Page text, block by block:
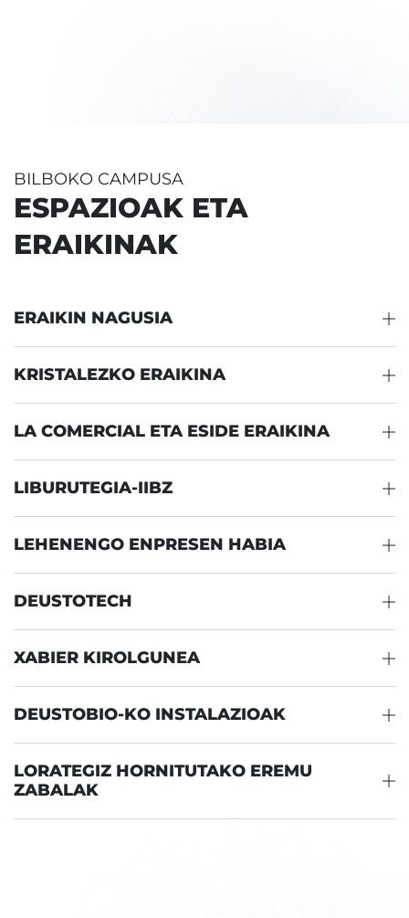
BILBOKO CAMPUSA
ESPAZIOAK ETA
ERAIKINAK
ERAIKIN NAGUSIA
KRISTALEZKO ERAIKINA
LA COMERCIAL ETA ESIDE ERAIKINA
LIBURUTEGIA-IIBZ
LEHENENGO ENPRESEN HABIA
DEUSTOTECH
XABIER KIROLGUNEA
DEUSTOBIO-KO INSTALAZIOAK
LORATEGIZ HORNITUTAKO EREMU
ZABALAK